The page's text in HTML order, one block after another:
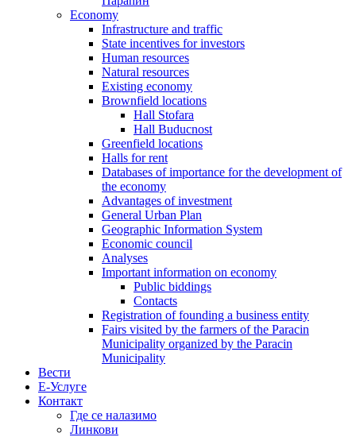
Economy
Infrastructure and traffic
State incentives for investors
Human resources
Natural resources
Existing economy
Brownfield locations
Hall Stofara
Hall Buducnost
Greenfield locations
Halls for rent
Databases of importance for the development of
the economy
Advantages of investment
General Urban Plan
Geographic Information System
Еconomic council
Analyses
Important information on economy
Public biddings
Contacts
Registration of founding a business entity
Fairs visited by the farmers of the Paracin
Municipality organized by the Paracin
Municipality
Вести
E-Услуге
Контакт
Где се налазимо
Линкови